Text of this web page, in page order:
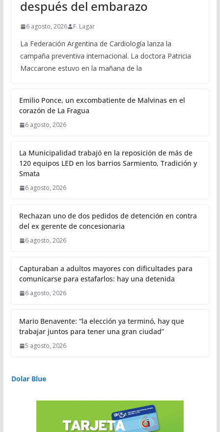
después del embarazo
6 agosto, 2026 F. Lagar
La Federación Argentina de Cardiología lanza la
campaña preventiva internacional. La doctora Patricia
Maccarone estuvo en la mañana de la
Emilio Ponce, un excombatiente de Malvinas en el
corazón de La Fragua
6 agosto, 2026
La Municipalidad trabajó en la reposición de más de
120 equipos LED en los barrios Sarmiento, Tradición y
Smata
6 agosto, 2026
Rechazan uno de dos pedidos de detención en contra
del ex gerente de concesionaria
6 agosto, 2026
Capturaban a adultos mayores con dificultades para
comunicarse para estafarlos: hay una detenida
6 agosto, 2026
Mario Benavente: “la elección ya terminó, hay que
trabajar juntos para tener una gran ciudad”
5 agosto, 2026
Dolar Blue